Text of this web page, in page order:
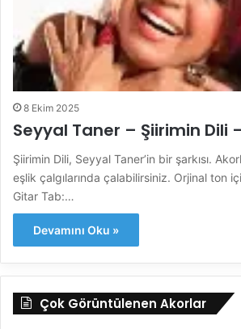
8 Ekim 2025
Seyyal Taner – Şiirimin Dili
Şiirimin Dili, Seyyal Taner’in bir şarkısı.
eşlik çalgılarında çalabilirsiniz. Orjinal ton
Gitar Tab:…
Devamını Oku »
Çok Görüntülenen Akorlar